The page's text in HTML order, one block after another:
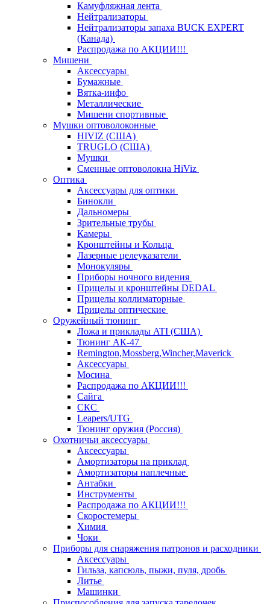
Камуфляжная лента
Нейтрализаторы
Нейтрализаторы запаха BUCK EXPERT
(Канада)
Распродажа по АКЦИИ!!!
Мишени
Аксессуары
Бумажные
Вятка-инфо
Металлические
Мишени спортивные
Мушки оптоволоконные
HIVIZ (США)
TRUGLO (США)
Мушки
Сменные оптоволокна HiViz
Оптика
Аксессуары для оптики
Бинокли
Дальномеры
Зрительные трубы
Камеры
Кронштейны и Кольца
Лазерные целеуказатели
Монокуляры
Приборы ночного видения
Прицелы и кронштейны DEDAL
Прицелы коллиматорные
Прицелы оптические
Оружейный тюнинг
Ложа и приклады ATI (США)
Тюнинг АК-47
Remington,Mossberg,Wincher,Maverick
Аксессуары
Мосина
Распродажа по АКЦИИ!!!
Сайга
СКС
Leapers/UTG
Тюнинг оружия (Россия)
Охотничьи аксессуары
Аксессуары
Амортизаторы на приклад
Амортизаторы наплечные
Антабки
Инструменты
Распродажа по АКЦИИ!!!
Скоростемеры
Химия
Чоки
Приборы для снаряжения патронов и расходники
Аксессуары
Гильза, капсюль, пыжи, пуля, дробь
Литье
Машинки